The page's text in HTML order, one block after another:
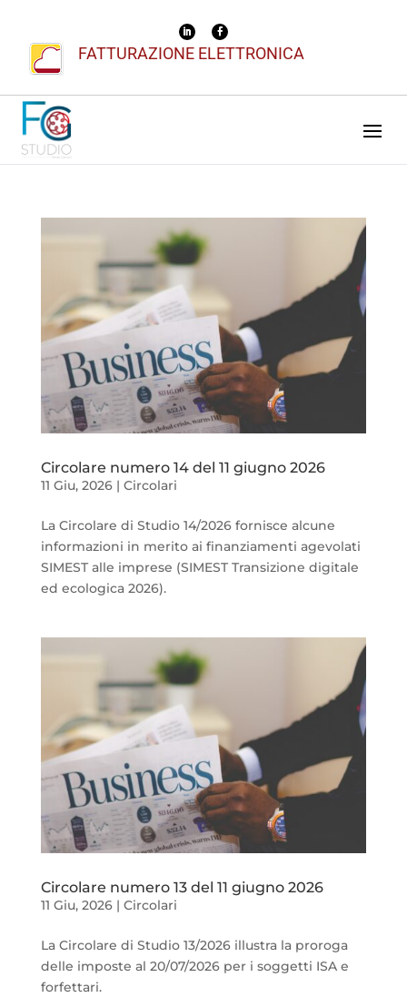
FATTURAZIONE ELETTRONICA
Circolare numero 14 del 11 giugno 2026
11 Giu, 2026| Circolari
La Circolare di Studio 14/2026 fornisce alcune
informazioni in merito ai finanziamenti agevolati
SIMEST alle imprese (SIMEST Transizione digitale
ed ecologica 2026).
Circolare numero 13 del 11 giugno 2026
11 Giu, 2026| Circolari
La Circolare di Studio 13/2026 illustra la proroga
delle imposte al 20/07/2026 per i soggetti ISA e
forfettari.